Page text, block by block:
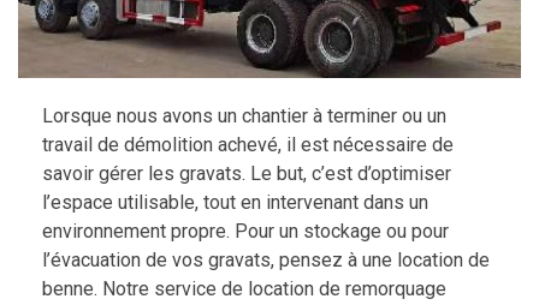
Lorsque nous avons un chantier à terminer ou un
travail de démolition achevé, il est nécessaire de
savoir gérer les gravats. Le but, c’est d’optimiser
l’espace utilisable, tout en intervenant dans un
environnement propre. Pour un stockage ou pour
l’évacuation de vos gravats, pensez à une location de
benne. Notre service de location de remorquage